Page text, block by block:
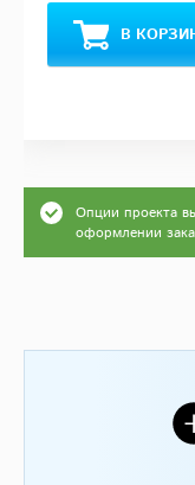
В
Опции проекта
оформлении